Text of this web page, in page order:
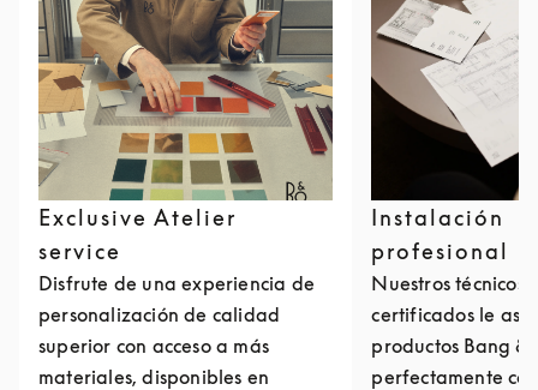
Exclusive Atelier
service
Disfrute de una experiencia de
personalización de calidad
superior con acceso a más
materiales, disponibles en
Instalación
profesional
Nuestros técnicos
certificados le
productos Bang &
perfectamente